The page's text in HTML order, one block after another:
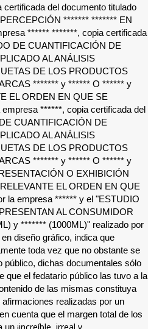
certificada del documento titulado
******* ******* EN
****** *******, copia certificada
DE CUANTIFICACIÓN DE
AL ANÁLISIS
DE LOS PRODUCTOS
******* y ****** O ****** y
EL ORDEN EN QUE SE
empresa ******, copia certificada del
CUANTIFICACIÓN DE
AL ANÁLISIS
DE LOS PRODUCTOS
******* y ****** O ****** y
O EXHIBICIÓN
EL ORDEN EN QUE
la empresa ****** y el "ESTUDIO
AL CONSUMIDOR
y ******* (1000ML)" realizado por
en diseño gráfico, indica que
toda vez que no obstante se
público, dichas documentales sólo
que el fedatario público las tuvo a la
de las mismas constituya
realizadas por un
cuenta que el margen total de los
¡increíble, irreal y